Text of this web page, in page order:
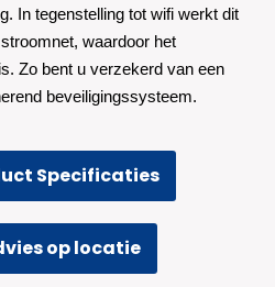
In tegenstelling tot wifi werkt dit
waardoor het
Zo bent u verzekerd van een
beveiligingssysteem.
Specificaties
op locatie